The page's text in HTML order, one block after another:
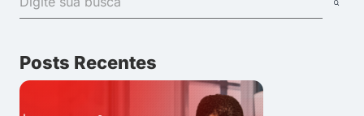
Posts Recentes